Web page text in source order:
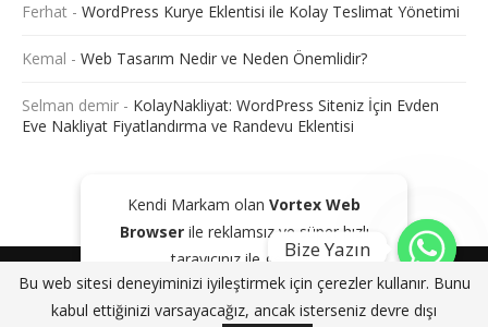
Kendi Markam olan Vortex Web
Browserile reklamsız ve süper hızlı
tarayıcınız ile gezinin!
GOOGLE PLAY'DEN İNDIR KAPAT
Ferhat - WordPress Kurye Eklentisi ile Kolay Teslimat Yönetimi
Kemal - Web Tasarım Nedir ve Neden Önemlidir?
Selman demir - KolayNakliyat: WordPress Siteniz İçin Evden
Eve Nakliyat Fiyatlandırma ve Randevu Eklentisi
Bu web sitesi deneyiminizi iyileştirmek için çerezler kullanır. Bunu
kabul ettiğinizi varsayacağız, ancak isterseniz devre dışı
@2024 - Tüm Haklarım Saklıdır. Sitede bulunan içeriklerin bir kısmı veya
tamamı kaynak gösterilse dahi kopyalanması, çoğaltılması ve
dağıtılması yasaktır. Aksi durumda yasal yollar ile işlem başlatacağımızı
Bize Yazın